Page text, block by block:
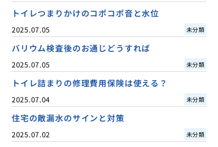
トイレつまりかけのコポコポ音と水位
2025.07.05 未分類
バリウム検査後のお通じどうすれば
2025.07.05 未分類
トイレ詰まりの修理費用保険は使える？
2025.07.04 未分類
住宅の敵漏水のサインと対策
2025.07.02 未分類